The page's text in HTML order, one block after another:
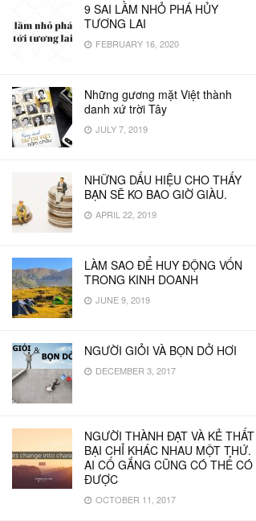
9 SAI LẦM NHỎ PHÁ HỦY
TƯƠNG LAI
FEBRUARY 16, 2020
Những gương mặt Việt thành
danh xứ trời Tây
JULY 7, 2019
NHỮNG DẤU HIỆU CHO THẤY
BẠN SẼ KO BAO GIỜ GIÀU.
APRIL 22, 2019
LÀM SAO ĐỂ HUY ĐỘNG VỐN
TRONG KINH DOANH
JUNE 9, 2019
NGƯỜI GIỎI VÀ BỌN DỞ HƠI
DECEMBER 3, 2017
NGƯỜI THÀNH ĐẠT VÀ KẺ THẤT
BẠI CHỈ KHÁC NHAU MỘT THỨ.
AI CỐ GẮNG CŨNG CÓ THỂ CÓ
ĐƯỢC
OCTOBER 11, 2017